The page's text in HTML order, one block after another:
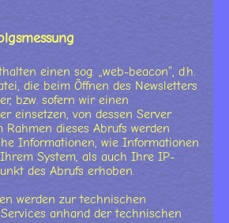
einen sog. „web-beacon“, d.h.
die beim Öffnen des Newsletters
bzw. sofern wir einen
einsetzen, von dessen Server
Rahmen dieses Abrufs werden
Informationen, wie Informationen
System, als auch Ihre IP-
des Abrufs erhoben.
werden zur technischen
anhand der technischen